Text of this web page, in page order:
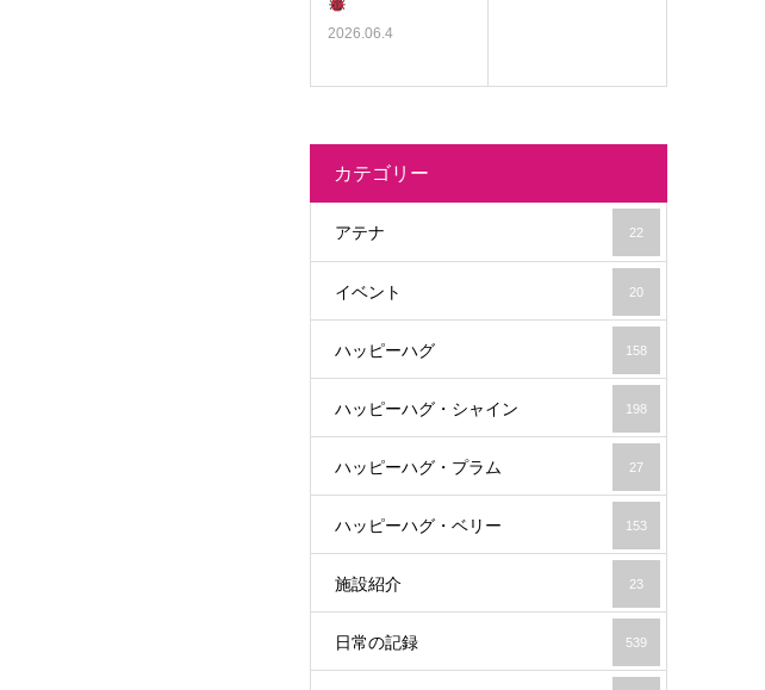
2026.06.4
カテゴリー
アテナ 22
イベント 20
ハッピーハグ 158
ハッピーハグ・シャイン 198
ハッピーハグ・プラム 27
ハッピーハグ・ベリー 153
施設紹介 23
日常の記録 539